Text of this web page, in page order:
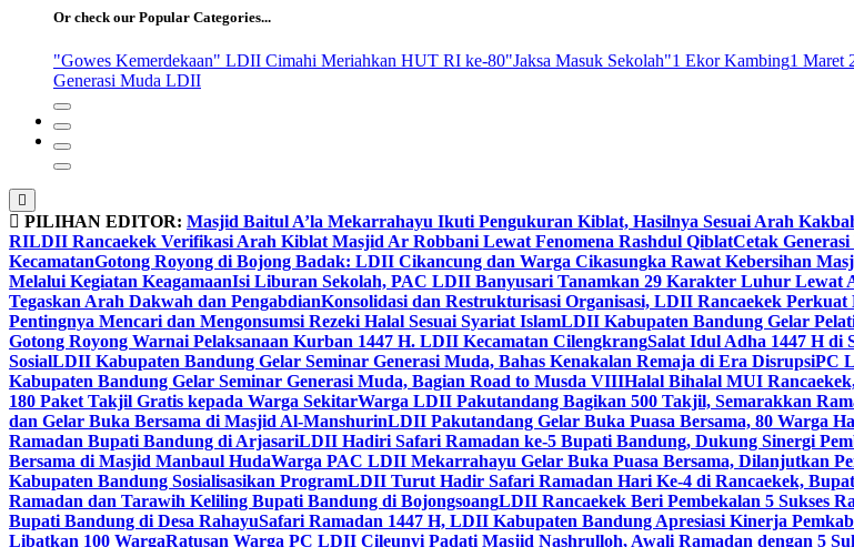
Or check our Popular Categories...
"Gowes Kemerdekaan" LDII Cimahi Meriahkan HUT RI ke-80"Jaksa Masuk Sekolah"1 Ekor Kambing1 Maret
Generasi Muda LDII
PILIHAN EDITOR: Masjid Baitul A’la Mekarrahayu Ikuti Pengukuran Kiblat, Hasilnya Sesuai Arah
RILDII Rancaekek Verifikasi Arah Kiblat Masjid Ar Robbani Lewat Fenomena Rashdul QiblatCetak
KecamatanGotong Royong di Bojong Badak: LDII Cikancung dan Warga Cikasungka Rawat Kebersihan
Melalui Kegiatan KeagamaanIsi Liburan Sekolah, PAC LDII Banyusari Tanamkan 29 Karakter Luhur Lewat
Tegaskan Arah Dakwah dan PengabdianKonsolidasi dan Restrukturisasi Organisasi, LDII Rancaekek
Pentingnya Mencari dan Mengonsumsi Rezeki Halal Sesuai Syariat IslamLDII Kabupaten Bandung Gelar
Gotong Royong Warnai Pelaksanaan Kurban 1447 H. LDII Kecamatan CilengkrangSalat Idul Adha 1447 H di
SosialLDII Kabupaten Bandung Gelar Seminar Generasi Muda, Bahas Kenakalan Remaja di Era DisrupsiPC
Kabupaten Bandung Gelar Seminar Generasi Muda, Bagian Road to Musda VIIIHalal Bihalal MUI
180 Paket Takjil Gratis kepada Warga SekitarWarga LDII Pakutandang Bagikan 500 Takjil, Semarakkan
dan Gelar Buka Bersama di Masjid Al-ManshurinLDII Pakutandang Gelar Buka Puasa Bersama, 80 Warga
Ramadan Bupati Bandung di ArjasariLDII Hadiri Safari Ramadan ke-5 Bupati Bandung, Dukung Sinergi
Bersama di Masjid Manbaul HudaWarga PAC LDII Mekarrahayu Gelar Buka Puasa Bersama, Dilanjutkan
Kabupaten Bandung Sosialisasikan ProgramLDII Turut Hadir Safari Ramadan Hari Ke-4 di Rancaekek,
Ramadan dan Tarawih Keliling Bupati Bandung di BojongsoangLDII Rancaekek Beri Pembekalan 5 Sukses
Bupati Bandung di Desa RahayuSafari Ramadan 1447 H, LDII Kabupaten Bandung Apresiasi Kinerja Pemkab
Libatkan 100 WargaRatusan Warga PC LDII Cileunyi Padati Masjid Nashrulloh, Awali Ramadan dengan 5